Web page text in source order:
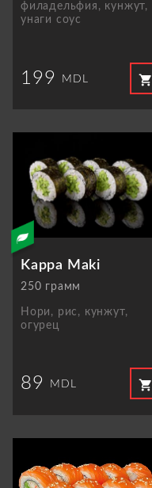
филадельфия, кунжут,
унаги соус
199 MDL shopping_cart
Kappa Maki
250 грамм
Нори, рис, кунжут,
огурец
89 MDL shopping_cart